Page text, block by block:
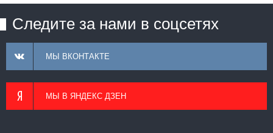
Следите за нами в соцсетях
МЫ ВКОНТАКТЕ
МЫ В ЯНДЕКС ДЗЕН